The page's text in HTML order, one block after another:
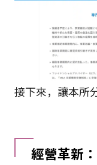
接下來，讓本所
經營革新